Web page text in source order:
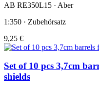
AB RE350L15 · Aber
1:350 · Zubehörsatz
9,25 €
Set of 10 pcs 3,7cm
shields